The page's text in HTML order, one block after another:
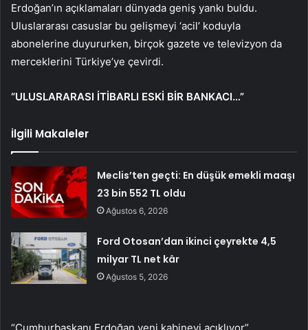
Erdoğan’ın açıklamaları dünyada geniş yankı buldu.
Uluslararası casuslar bu gelişmeyi ‘acil’ koduyla
abonelerine duyururken, birçok gazete ve televizyon da
merceklerini Türkiye’ye çevirdi.
“ULUSLARARASI İTİBARLI ESKİ BİR BANKACI…”
İlgili Makaleler
Meclis’ten geçti: En düşük emekli maaşı
23 bin 552 TL oldu
Ağustos 6, 2026
Ford Otosan’dan ikinci çeyrekte 4,5
milyar TL net kâr
Ağustos 5, 2026
“Cumhurbaşkanı Erdoğan yeni kabineyi açıklıyor”